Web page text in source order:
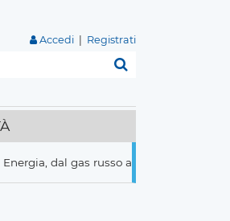
Accedi Registrati
dal gas russo al nucleare italiani